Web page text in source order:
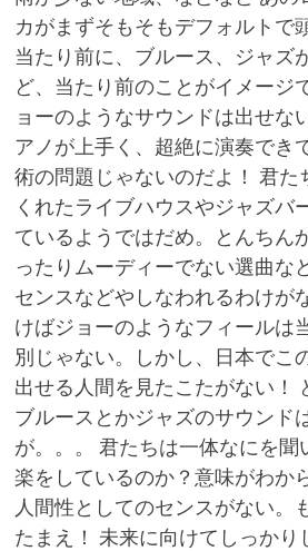
カがまずそもそもデフォルトで
当たり前に、ブルース、ジャズ
ど、当たり前のことがイメージ
ョーのようなサウンドは出せな
アノが上手く、超絶に演奏でき
術の問題じゃないのだよ！ 君た
くれたライブハウスやジャズバ
ているようではだめ。とんちん
ったりムーディーでない選曲な
センスなどやしなわれるわけが
けばジョーのようなフィールは
別じゃない。しかし、日本でこ
出せる人間を見たこたがない！
ブルースとかジャズのサウンド
が。。。 君たちは一体なにを
楽をしているのか？意味がわか
人間性としてのセンスがない。
たまえ！ 未来に向けてしっかり